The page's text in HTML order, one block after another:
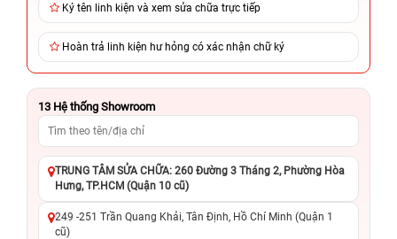
Ký tên linh kiện và xem sửa chữa trực tiếp
Hoàn trả linh kiện hư hỏng có xác nhận chữ ký
13 Hệ thống Showroom
TRUNG TÂM SỬA CHỮA: 260 Đường 3 Tháng 2, Phường Hòa
Hưng, TP.HCM (Quận 10 cũ)
249 -251 Trần Quang Khải, Tân Định, Hồ Chí Minh (Quận 1
cũ)